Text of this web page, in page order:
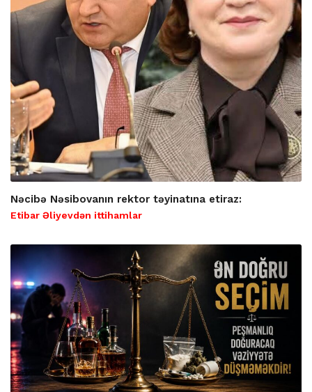
Nəcibə Nəsibovanın rektor təyinatına etiraz:
Etibar Əliyevdən ittihamlar